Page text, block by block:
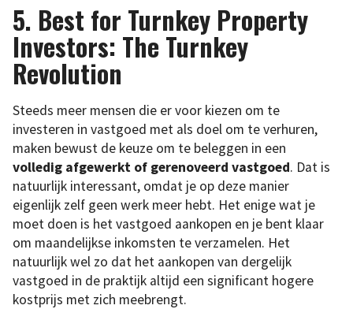
5. Best for Turnkey Property
Investors: The Turnkey
Revolution
Steeds meer mensen die er voor kiezen om te
investeren in vastgoed met als doel om te verhuren,
maken bewust de keuze om te beleggen in een
volledig afgewerkt of gerenoveerd vastgoed. Dat is
natuurlijk interessant, omdat je op deze manier
eigenlijk zelf geen werk meer hebt. Het enige wat je
moet doen is het vastgoed aankopen en je bent klaar
om maandelijkse inkomsten te verzamelen. Het
natuurlijk wel zo dat het aankopen van dergelijk
vastgoed in de praktijk altijd een significant hogere
kostprijs met zich meebrengt.